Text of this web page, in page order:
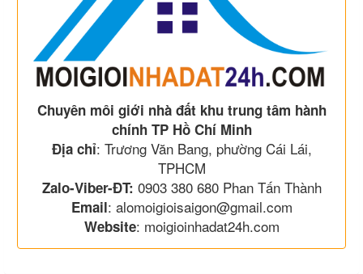
Chuyên môi giới nhà đất khu trung tâm hành
chính TP Hồ Chí Minh
Địa chỉ: Trương Văn Bang, phường Cái Lái,
TPHCM
Zalo-Viber-ĐT: 0903 380 680 Phan Tấn Thành
Email: alomoigioisaigon@gmail.com
Website: moigioinhadat24h.com